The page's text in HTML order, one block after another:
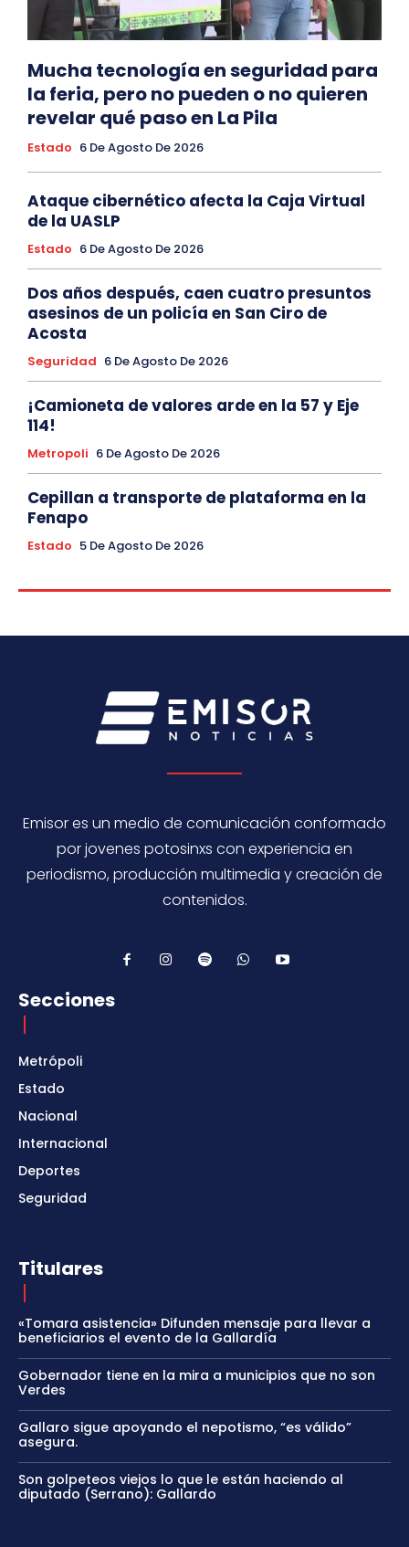
Mucha tecnología en seguridad para
la feria, pero no pueden o no quieren
revelar qué paso en La Pila
Estado 6 De Agosto De 2026
Ataque cibernético afecta la Caja Virtual
de la UASLP
Estado 6 De Agosto De 2026
Dos años después, caen cuatro presuntos
asesinos de un policía en San Ciro de
Acosta
Seguridad 6 De Agosto De 2026
¡Camioneta de valores arde en la 57 y Eje
114!
Metropoli 6 De Agosto De 2026
Cepillan a transporte de plataforma en la
Fenapo
Estado 5 De Agosto De 2026
Emisor es un medio de comunicación conformado
por jovenes potosinxs con experiencia en
periodismo, producción multimedia y creación de
contenidos.
Secciones
Metrópoli
Estado
Nacional
Internacional
Deportes
Seguridad
Titulares
«Tomara asistencia» Difunden mensaje para llevar a
beneficiarios el evento de la Gallardía
Gobernador tiene en la mira a municipios que no son
Verdes
Gallaro sigue apoyando el nepotismo, “es válido”
asegura.
Son golpeteos viejos lo que le están haciendo al
diputado (Serrano): Gallardo